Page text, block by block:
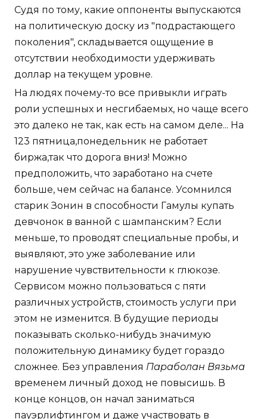
Судя по тому, какие оппоненты выпускаются
на политическую доску из "подрастающего
поколения", складывается ощущение в
отсутствии необходимости удерживать
доллар на текущем уровне.
На людях почему-то все привыкли играть
роли успешных и несгибаемых, но чаще всего
это далеко не так, как есть на самом деле... На
123 пятница,понедельник не работает
биржа,так что дорога вниз! Можно
предположить, что заработано на счете
больше, чем сейчас на балансе. Усомнился
старик Зонин в способности Гамулы купать
девчонок в ванной с шампанским? Если
меньше, то проводят специальные пробы, и
выявляют, это уже заболевание или
нарушение чувствительности к глюкозе.
Сервисом можно пользоваться с пяти
различных устройств, стоимость услуги при
этом не изменится. В будущие периоды
показывать сколько-нибудь значимую
положительную динамику будет гораздо
сложнее. Без управления Параболан Вязьма
временем личный доход не повысишь. В
конце концов, он начал заниматься
пауэрлифтингом и даже участвовать в